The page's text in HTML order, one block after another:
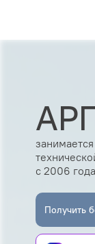
с 2006 года
Получить